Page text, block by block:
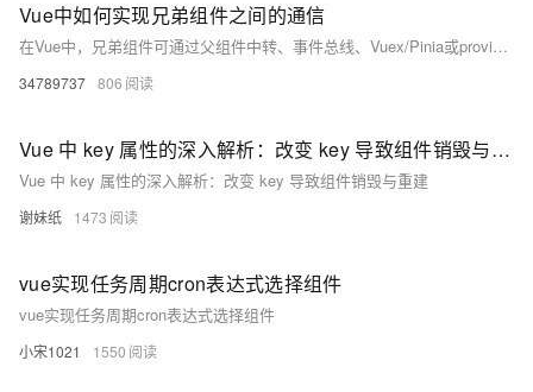
Vue中如何实现兄弟组件之间的通信
在Vue中，兄弟组件可通过父组件中转、事件总线、Vuex/Pinia或provide/inject实现通信。小型项目推荐父组件中转或事件总线，大型项目建议使用Pinia等状态管理工具，确保数据流清晰可控，避免内存泄漏。
34789737 806
Vue 中 key 属性的深入解析：改变 key 导致组件销毁与重建
Vue 中 key 属性的深入解析：改变 key 导致组件销毁与重建
谢妹纸 1473
vue实现任务周期cron表达式选择组件
vue实现任务周期cron表达式选择组件
小宋1021 1550